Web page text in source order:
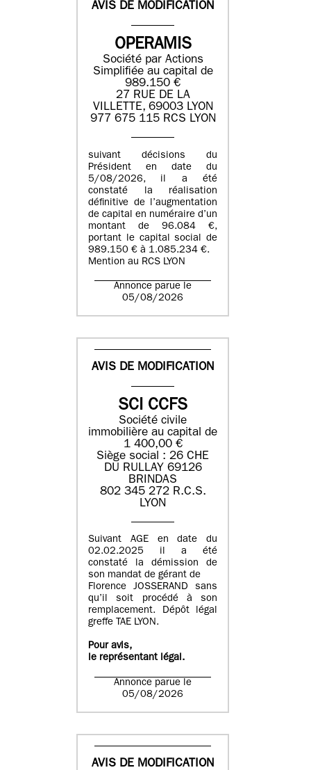
AVIS DE MODIFICATION
OPERAMIS
Société par Actions
Simplifiée au capital de
989.150 €
27 RUE DE LA
VILLETTE, 69003 LYON
977 675 115 RCS LYON
suivant décisions du
Président en date du
5/08/2026, il a été
constaté la réalisation
définitive de l’augmentation
de capital en numéraire d’un
montant de 96.084 €,
portant le capital social de
989.150 € à 1.085.234 €.
Mention au RCS LYON
Annonce parue le
05/08/2026
AVIS DE MODIFICATION
SCI CCFS
Société civile
immobilière au capital de
1 400,00 €
Siège social : 26 CHE
DU RULLAY 69126
BRINDAS
802 345 272 R.C.S.
LYON
Suivant AGE en date du
02.02.2025 il a été
constaté la démission de
son mandat de gérant de
Florence JOSSERAND sans
qu’il soit procédé à son
remplacement. Dépôt légal
greffe TAE LYON.
Pour avis,
le représentant légal.
Annonce parue le
05/08/2026
AVIS DE MODIFICATION